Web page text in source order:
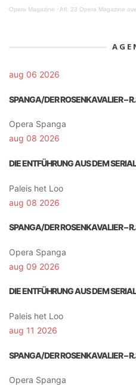
Opera Magazine · Afl. 23 Opera Magazine
aug 06 2026
SPANGA/DER ROSENKAVALIER –
Opera Spanga
aug 08 2026
DIE ENTFÜHRUNG AUS DEM
Paleis het Loo
aug 08 2026
SPANGA/DER ROSENKAVALIER –
Opera Spanga
aug 09 2026
DIE ENTFÜHRUNG AUS DEM
Paleis het Loo
aug 11 2026
SPANGA/DER ROSENKAVALIER –
Opera Spanga